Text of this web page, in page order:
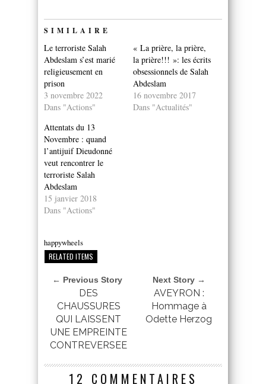
SIMILAIRE
Le terroriste Salah
Abdeslam s’est marié
religieusement en
prison
3 novembre 2022
Dans "Actions"
« La prière, la prière,
la prière!!! »: les écrits
obsessionnels de Salah
Abdeslam
16 novembre 2017
Dans "Actualités"
Attentats du 13
Novembre : quand
l’antijuif Dieudonné
veut rencontrer le
terroriste Salah
Abdeslam
15 janvier 2018
Dans "Actions"
happywheels
RELATED ITEMS
← Previous Story
DES
CHAUSSURES
QUI LAISSENT
UNE EMPREINTE
CONTREVERSEE
Next Story →
AVEYRON :
Hommage à
Odette Herzog
12 COMMENTAIRES